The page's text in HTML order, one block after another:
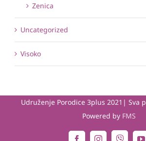
Zenica
Uncategorized
Visoko
Udruženje Porodice 3plus 2021| Sva
Powered by FMS